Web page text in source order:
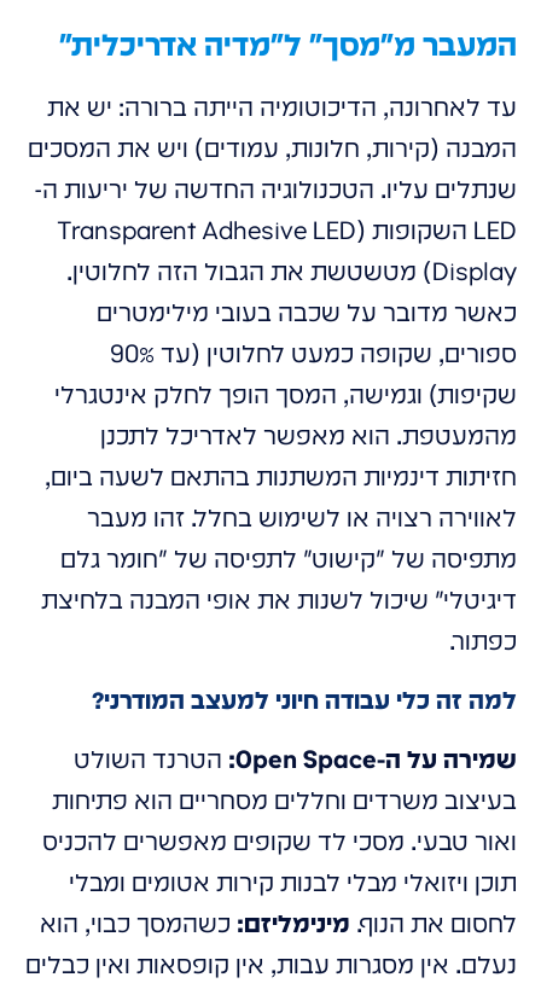
המעבר מ"מסך" ל"מדיה אדריכלית"
עד לאחרונה, הדיכוטומיה הייתה ברורה: יש את
המבנה (קירות, חלונות, עמודים) ויש את המסכים
שנתלים עליו. הטכנולוגיה החדשה של יריעות ה-
LED השקופות (Transparent Adhesive LED
Display) מטשטשת את הגבול הזה לחלוטין.
כאשר מדובר על שכבה בעובי מילימטרים
ספורים, שקופה כמעט לחלוטין (עד 90%
שקיפות) וגמישה, המסך הופך לחלק אינטגרלי
מהמעטפת. הוא מאפשר לאדריכל לתכנן
חזיתות דינמיות המשתנות בהתאם לשעה ביום,
לאווירה רצויה או לשימוש בחלל. זהו מעבר
מתפיסה של "קישוט" לתפיסה של "חומר גלם
דיגיטלי" שיכול לשנות את אופי המבנה בלחיצת
כפתור.
למה זה כלי עבודה חיוני למעצב המודרני?
שמירה על ה-Open Space:
הטרנד השולט
בעיצוב משרדים וחללים מסחריים הוא פתיחות
ואור טבעי. מסכי לד שקופים מאפשרים להכניס
תוכן ויזואלי מבלי לבנות קירות אטומים ומבלי
לחסום את הנוף. מינימליזם: כשהמסך כבוי, הוא
נעלם. אין מסגרות עבות, אין קופסאות ואין כבלים